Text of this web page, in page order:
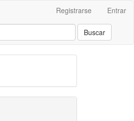
Registrarse Entrar
Buscar